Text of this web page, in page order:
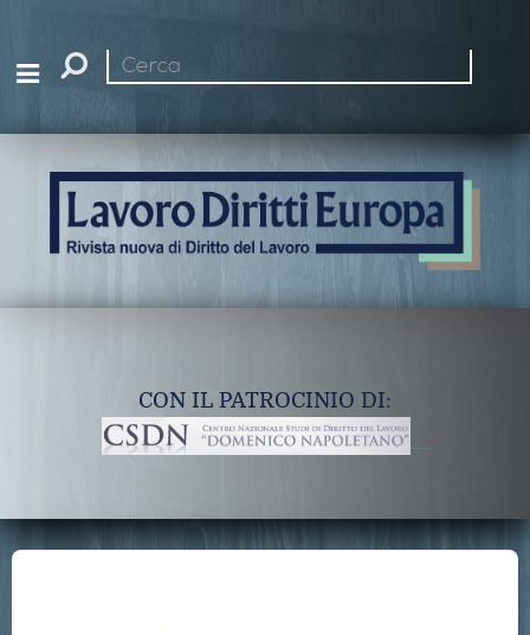
Cerca
CON IL PATROCINIO DI: